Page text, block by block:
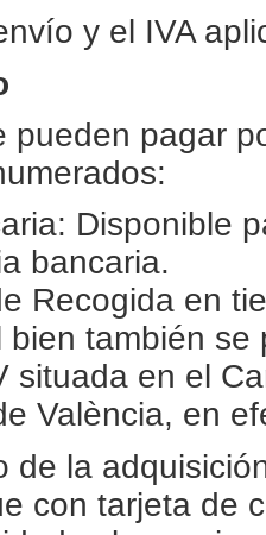
y el IVA
pueden pagar
Disponible
bancaria.
Recogida en
bien también
situada en el
València, en
de la
con tarjeta de